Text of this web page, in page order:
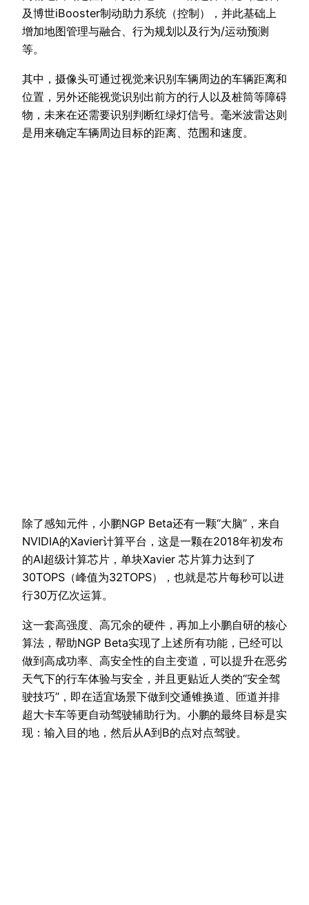
及博世iBooster制动助力系统（控制），并此基础上
增加地图管理与融合、行为规划以及行为/运动预测
等。
其中，摄像头可通过视觉来识别车辆周边的车辆距离和
位置，另外还能视觉识别出前方的行人以及桩筒等障碍
物，未来在还需要识别判断红绿灯信号。毫米波雷达则
是用来确定车辆周边目标的距离、范围和速度。
除了感知元件，小鹏NGP Beta还有一颗“大脑”，来自
NVIDIA的Xavier计算平台，这是一颗在2018年初发布
的AI超级计算芯片，单块Xavier 芯片算力达到了
30TOPS（峰值为32TOPS），也就是芯片每秒可以进
行30万亿次运算。
这一套高强度、高冗余的硬件，再加上小鹏自研的核心
算法，帮助NGP Beta实现了上述所有功能，已经可以
做到高成功率、高安全性的自主变道，可以提升在恶劣
天气下的行车体验与安全，并且更贴近人类的“安全驾
驶技巧”，即在适宜场景下做到交通锥换道、匝道并排
超大卡车等更自动驾驶辅助行为。小鹏的最终目标是实
现：输入目的地，然后从A到B的点对点驾驶。